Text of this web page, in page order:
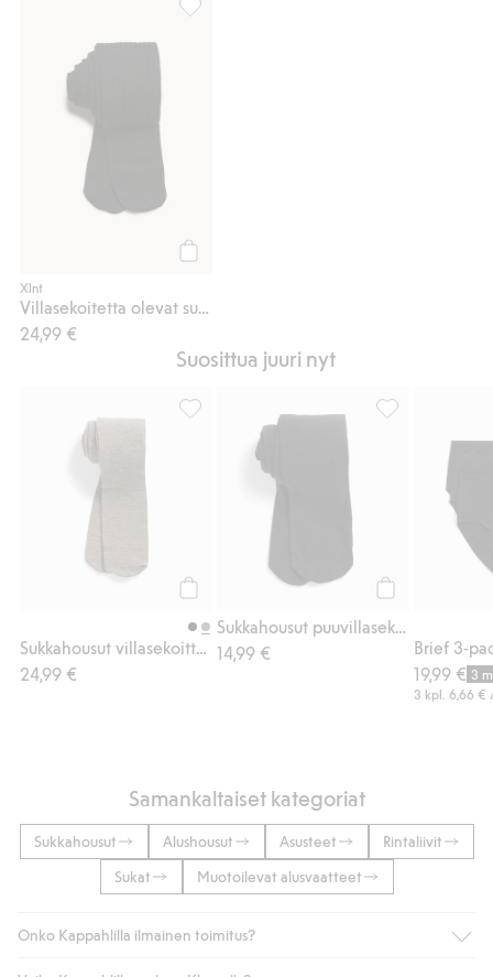
Xlnt
24,99 €
Suosittua juuri nyt
Sukkahousut villasekoitteesta
24,99 €
Sukkahousut villasekoitteesta, Lisää
Sukkahousut puuvillasekoitteesta
14,99 €
Brief 3-
19,99 € 3
3 kpl.6,66 €
Samankaltaiset kategoriat
Sukkahousut Alushousut Asusteet
Rintaliivit
Sukat
Muotoilevat alusvaatteet
Onko Kappahlilla ilmainen toimitus?